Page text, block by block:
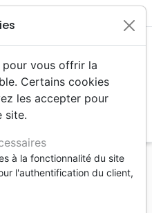
format
bordeaux -
bordeaux
pour vous offrir la
Certains cookies
les accepter pour
site.
à la fonctionnalité du site
l'authentification du client,